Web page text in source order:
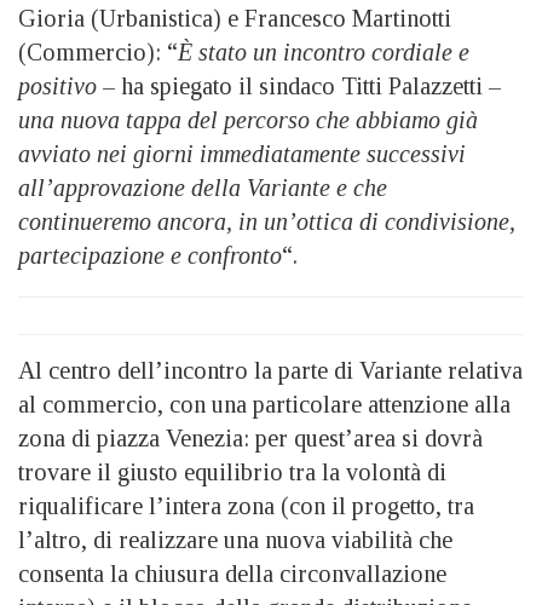
Gioria (Urbanistica) e Francesco Martinotti
(Commercio): “È stato un incontro cordiale e
positivo – ha spiegato il sindaco Titti Palazzetti –
una nuova tappa del percorso che abbiamo già
avviato nei giorni immediatamente successivi
all’approvazione della Variante e che
continueremo ancora, in un’ottica di condivisione,
partecipazione e confronto“.
Al centro dell’incontro la parte di Variante relativa
al commercio, con una particolare attenzione alla
zona di piazza Venezia: per quest’area si dovrà
trovare il giusto equilibrio tra la volontà di
riqualificare l’intera zona (con il progetto, tra
l’altro, di realizzare una nuova viabilità che
consenta la chiusura della circonvallazione